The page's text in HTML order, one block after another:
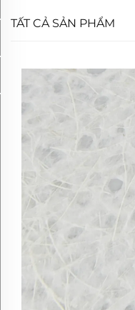
TẤT CẢ SẢN PHẨM